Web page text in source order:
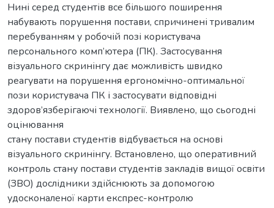
Нині серед студентів все більшого поширення
набувають порушення постави, спричинені тривалим
перебуванням у робочій позі користувача
персонального комп’ютера (ПК). Застосування
візуального скринінгу дає можливість швидко
реагувати на порушення ергономічно-оптимальної
пози користувача ПК і застосувати відповідні
здоров’язберігаючі технології. Виявлено, що сьогодні
оцінювання
стану постави студентів відбувається на основі
візуального скринінгу. Встановлено, що оперативний
контроль стану постави студентів закладів вищої освіти
(ЗВО) дослідники здійснюють за допомогою
удосконаленої карти експрес-контролю